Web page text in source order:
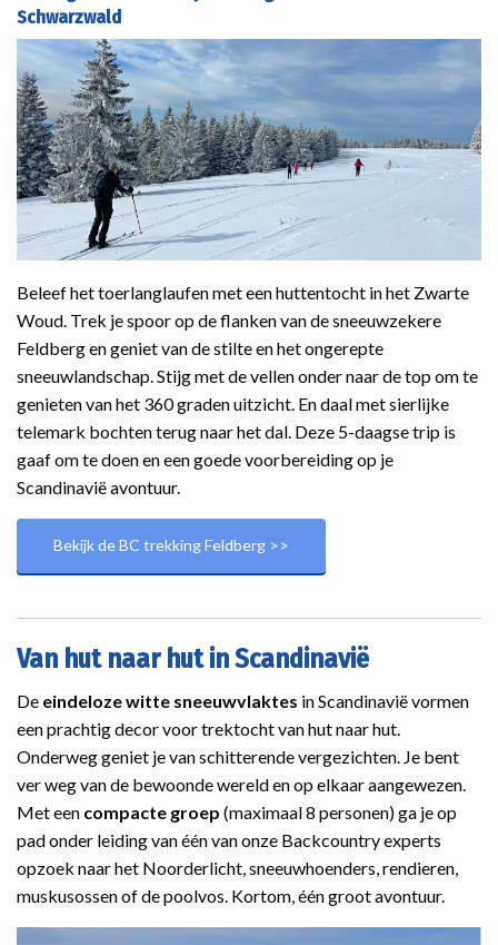
Schwarzwald
Beleef het toerlanglaufen met een huttentocht in het Zwarte
Woud. Trek je spoor op de flanken van de sneeuwzekere
Feldberg en geniet van de stilte en het ongerepte
sneeuwlandschap. Stijg met de vellen onder naar de top om te
genieten van het 360 graden uitzicht. En daal met sierlijke
telemark bochten terug naar het dal. Deze 5-daagse trip is
gaaf om te doen en een goede voorbereiding op je
Scandinavië avontuur.
Bekijk de BC trekking Feldberg >>
Van hut naar hut in Scandinavië
De eindeloze witte sneeuwvlaktes in Scandinavië vormen
een prachtig decor voor trektocht van hut naar hut.
Onderweg geniet je van schitterende vergezichten. Je bent
ver weg van de bewoonde wereld en op elkaar aangewezen.
Met een compacte groep (maximaal 8 personen) ga je op
pad onder leiding van één van onze Backcountry experts
opzoek naar het Noorderlicht, sneeuwhoenders, rendieren,
muskusossen of de poolvos. Kortom, één groot avontuur.